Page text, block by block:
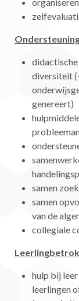
didactische
diversiteit
genereert)
samen
samen
van de
collegiale
hulp bij
leerlingen